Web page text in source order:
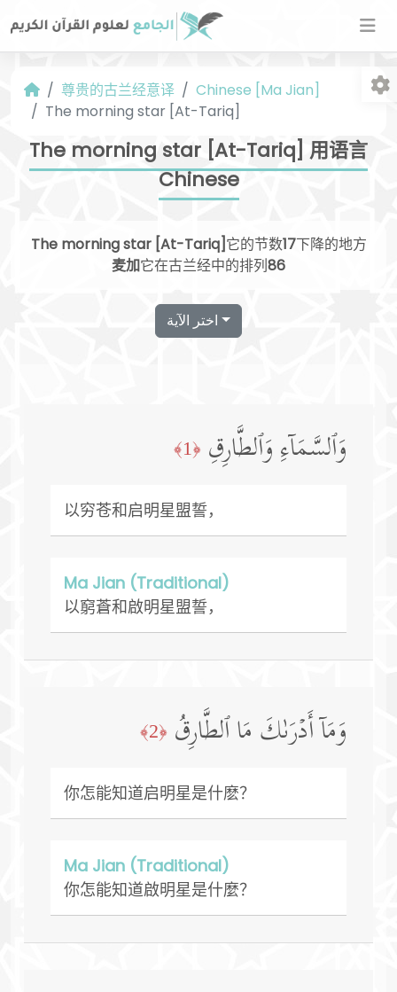
尊贵的古兰经意译
Chinese [Ma Jian]
The morning star [At-Tariq]
The morning star [At-Tariq] 用语言
Chinese
The morning star [At-Tariq]它的节数17下降的地方
麦加它在古兰经中的排列86
اختر الآية
وَٱلسَّمَاۤءِ وَٱلطَّارِقِ ﴿1﴾
以穷苍和启明星盟誓，
Ma Jian (Traditional)
以窮蒼和啟明星盟誓，
وَمَاۤ أَدۡرَىٰكَ مَا ٱلطَّارِقُ ﴿2﴾
你怎能知道启明星是什麽？
Ma Jian (Traditional)
你怎能知道啟明星是什麼？